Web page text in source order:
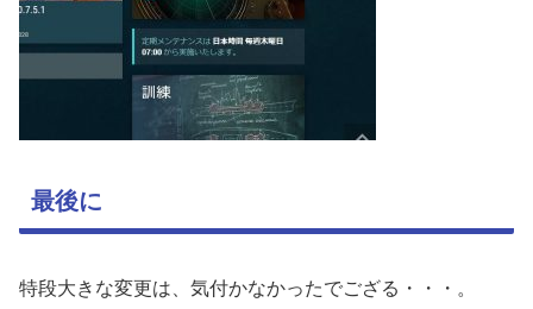
最後に
特段大きな変更は、気付かなかったでござる・・・。